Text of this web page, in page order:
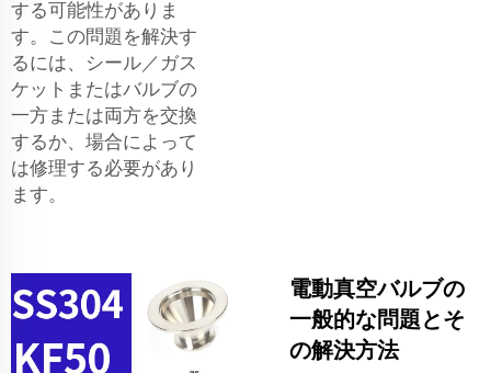
する可能性がありま
す。この問題を解決す
るには、シール／ガス
ケットまたはバルブの
一方または両方を交換
するか、場合によって
は修理する必要があり
ます。
電動真空バルブの
一般的な問題とそ
の解決方法